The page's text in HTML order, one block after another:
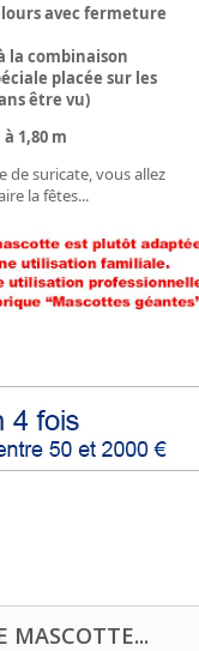
avec fermeture
la combinaison
placée sur les
être vu)
1,80 m
de suricate, vous allez
la fêtes...
MASCOTTE...